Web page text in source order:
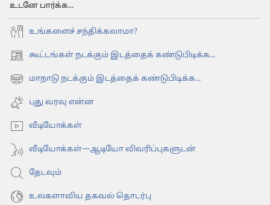
உடனே பார்க்க...
உங்களைச் சந்திக்கலாமா?
கூட்டங்கள் நடக்கும் இடத்தைக் கண்டுபிடிக்க...
(opens
new மாநாடு நடக்கும் இடத்தைக் கண்டுபிடிக்க...
(opens
new
window)
புது வரவு என்ன
வீடியோக்கள்
வீடியோக்கள்—ஆடியோ விவரிப்புகளுடன்
தேடவும்
உலகளாவிய தகவல் தொடர்பு